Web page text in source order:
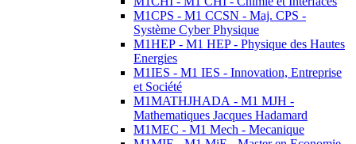
M1CPS - M1 CCSN - Maj. CPS -
Système Cyber Physique
M1HEP - M1 HEP - Physique des Hautes
Energies
M1IES - M1 IES - Innovation, Entreprise
et Société
M1MATHJHADA - M1 MJH -
Mathematiques Jacques Hadamard
M1MEC - M1 Mech - Mecanique